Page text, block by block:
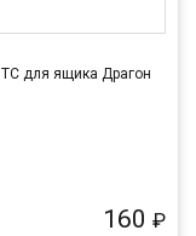
для ящика Драгон
160 ₽